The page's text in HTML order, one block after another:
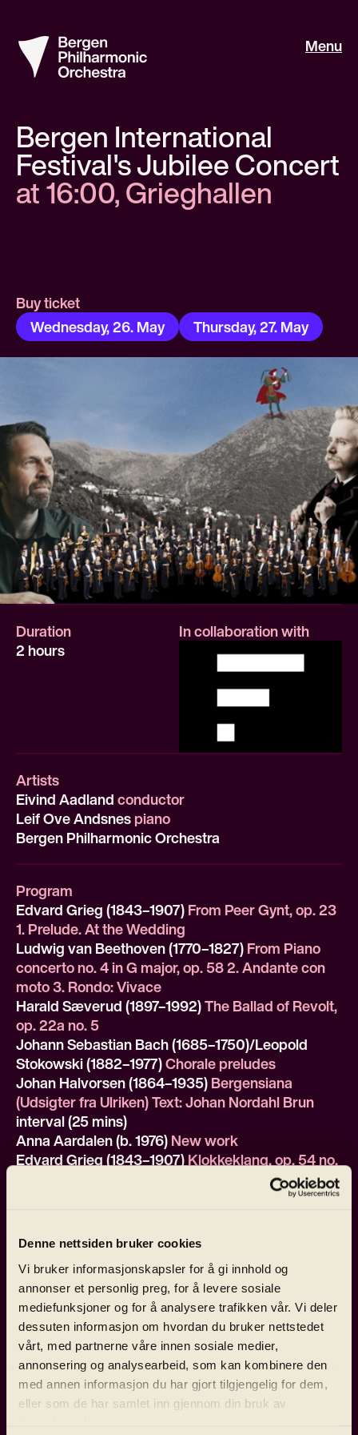
Denne nettsiden bruker cookies
Vi bruker informasjonskapsler for å gi innhold og
annonser et personlig preg, for å levere sosiale
mediefunksjoner og for å analysere trafikken vår. Vi deler
dessuten informasjon om hvordan du bruker nettstedet
vårt, med partnerne våre innen sosiale medier,
annonsering og analysearbeid, som kan kombinere den
med annen informasjon du har gjort tilgjengelig for dem,
eller som de har samlet inn gjennom din bruk av
Menu
Bergen International
Festival's Jubilee Concert
at 16:00, Grieghallen
Buy ticket
Wednesday, 26. May
Thursday, 27. May
Duration
2 hours
In collaboration with
Artists
Eivind Aadlandconductor
Leif Ove Andsnespiano
Bergen Philharmonic Orchestra
Program
Edvard Grieg (1843–1907)From Peer Gynt, op. 23
1. Prelude. At the Wedding
Ludwig van Beethoven (1770–1827)From Piano
concerto no. 4 in G major, op. 58 2. Andante con
moto 3. Rondo: Vivace
Harald Sæverud (1897–1992)The Ballad of Revolt,
op. 22a no. 5
Johann Sebastian Bach (1685–1750)/Leopold
Stokowski (1882–1977)Chorale preludes
Johan Halvorsen (1864–1935)Bergensiana
(Udsigter fra Ulriken) Text: Johan Nordahl Brun
interval (25 mins)
Anna Aardalen (b. 1976)New work
Edvard Grieg (1843–1907)Klokkeklang, op. 54 no.
The 1953 Festival reimagined in the
2027 opening concert
In the jubilee year of 2027, it's time to
look towards history and towards the